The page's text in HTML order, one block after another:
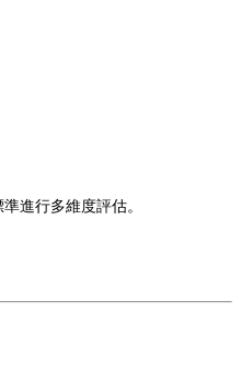
進行多維度評估。